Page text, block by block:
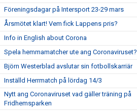
Föreningsdagar på Intersport 23-29 mars
Årsmötet klart! Vem fick Lappens pris?
Info in English about Corona
Spela hemmamatcher ute ang Coronaviruset?
Björn Westerblad avslutar sin fotbollskarriär
Inställd Herrmatch på lördag 14/3
Nytt ang Coronaviruset vad gäller träning på
Fridhemsparken